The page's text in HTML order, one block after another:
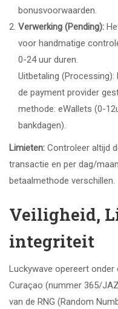
bonusvoorwaarden.
Verwerking (Pending):
voor handmatige
0-24 uur duren.
Uitbetaling
de payment provider
methode: eWallets (0-
bankdagen).
Limieten: Controleer altijd
transactie en per dag/
betaalmethode verschillen.
Veiligheid,
integriteit
Luckywave opereert
Curaçao (nummer 365/
van de RNG (Random